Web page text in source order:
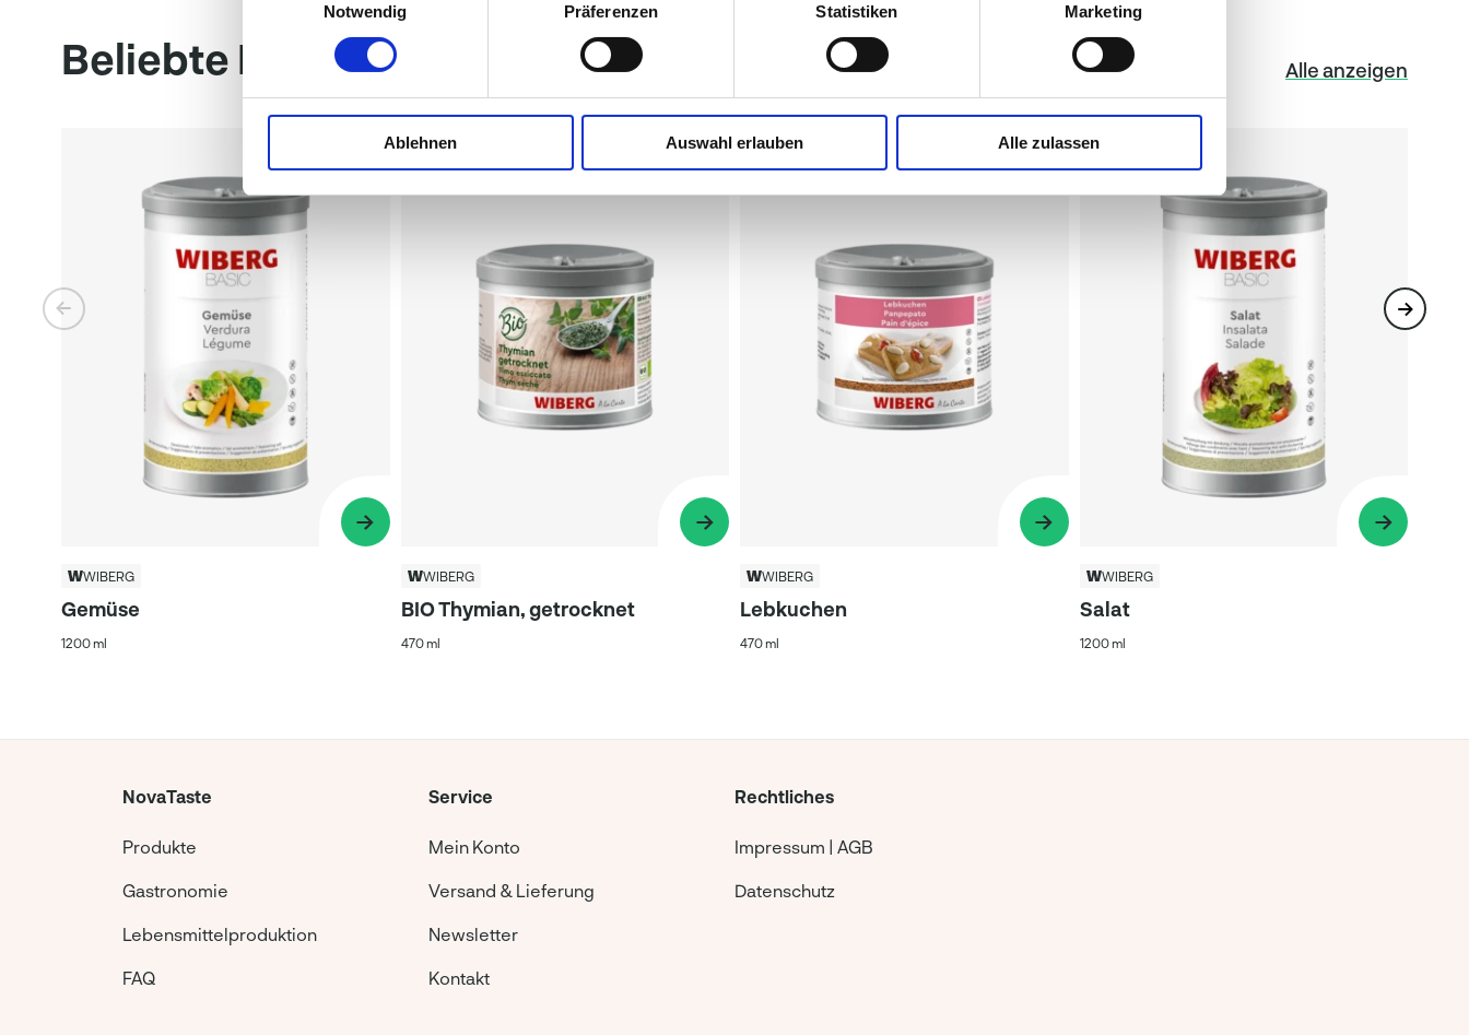
Notwendig
Präferenzen Statistiken Marketing
Ablehnen Auswahl erlauben Alle zulassen
Beliebte Produkte Alle anzeigen
WIBERG
Gemüse
1200 ml
WIBERG
BIO Thymian, getrocknet
470 ml
WIBERG
Lebkuchen
470 ml
WIBERG
Salat
1200 ml
NovaTaste
Produkte
Gastronomie
Lebensmittelproduktion
FAQ
Service
Mein Konto
Versand & Lieferung
Newsletter
Kontakt
Rechtliches
Impressum | AGB
Datenschutz